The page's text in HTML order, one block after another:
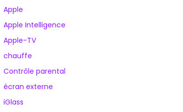
Apple
Apple Intelligence
Apple-TV
chauffe
Contrôle parental
écran externe
iGlass